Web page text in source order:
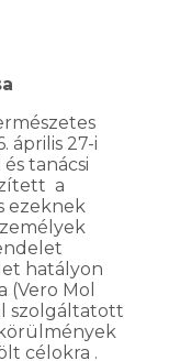
április 27-i
tanácsi
a
ezeknek
hatályon
(Vero Mol
szolgáltatott
célokra .